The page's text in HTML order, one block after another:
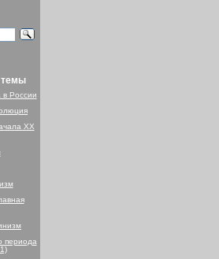
темы
в России
XX
периода